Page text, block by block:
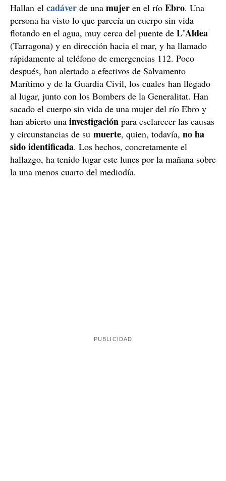
Hallan el cadáver de una mujer en el río Ebro. Una
persona ha visto lo que parecía un cuerpo sin vida
flotando en el agua, muy cerca del puente de L'Aldea
(Tarragona) y en dirección hacia el mar, y ha llamado
rápidamente al teléfono de emergencias 112. Poco
después, han alertado a efectivos de Salvamento
Marítimo y de la Guardia Civil, los cuales han llegado
al lugar, junto con los Bombers de la Generalitat. Han
sacado el cuerpo sin vida de una mujer del río Ebro y
han abierto una investigación para esclarecer las causas
y circunstancias de su muerte, quien, todavía, no ha
sido identificada. Los hechos, concretamente el
hallazgo, ha tenido lugar este lunes por la mañana sobre
la una menos cuarto del mediodía.